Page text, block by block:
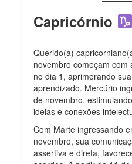
Capricórnio
Querido(a)
novembro começam com
no dia 1, aprimorando
aprendizado. Mercúrio
de novembro,
ideias e conexões
Com Marte ingressando
novembro, sua
assertiva e direta,